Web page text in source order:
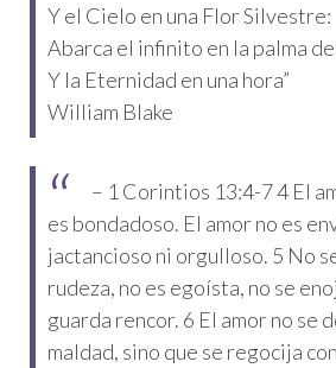
Y el Cielo en una Flor Silvestre:
Abarca el infinito en la palma
Y la Eternidad en una hora”
William Blake
– 1 Corintios 13:4-7 4 El
es bondadoso. El amor no es
jactancioso ni orgulloso. 5 No
rudeza, no es egoísta, no se
guarda rencor. 6 El amor no se
maldad, sino que se regocija